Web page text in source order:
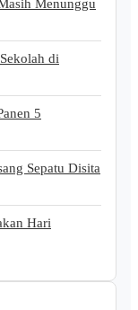
di
5
Sepatu Disita
Hari